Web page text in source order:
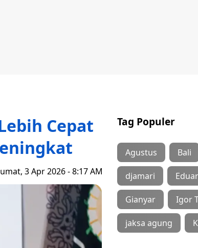
Cepat
3 Apr 2026 - 8:17 AM
Tag Populer
Agustus Bali
djamari
Gianyar Igor
jaksa agung